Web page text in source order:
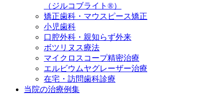
（ジルコブライト®）
矯正歯科・マウスピース矯正
小児歯科
口腔外科・親知らず外来
ボツリヌス療法
マイクロスコープ精密治療
エルビウムヤグレーザー治療
在宅・訪問歯科診療
当院の治療例集